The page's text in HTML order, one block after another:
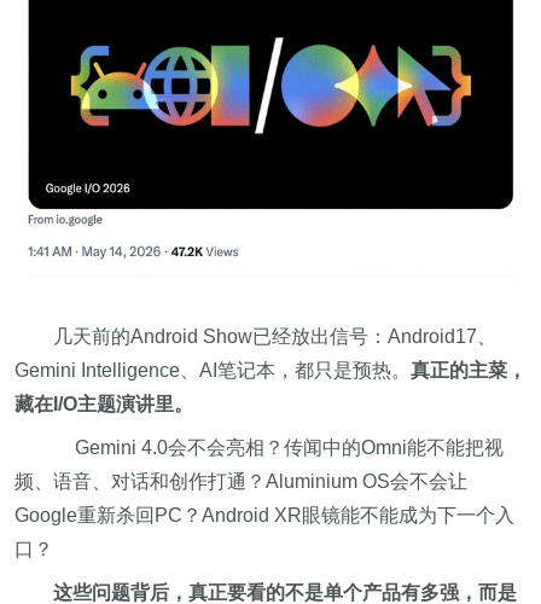
几天前的Android Show已经放出信号：Android17、
Gemini Intelligence、AI笔记本，都只是预热。 真正的主菜，
藏在I/O主题演讲里。
Gemini 4.0会不会亮相？传闻中的Omni能不能把视
频、语音、对话和创作打通？Aluminium OS会不会让
Google重新杀回PC？Android XR眼镜能不能成为下一个入
口？
这些问题背后，真正要看的不是单个产品有多强，而是